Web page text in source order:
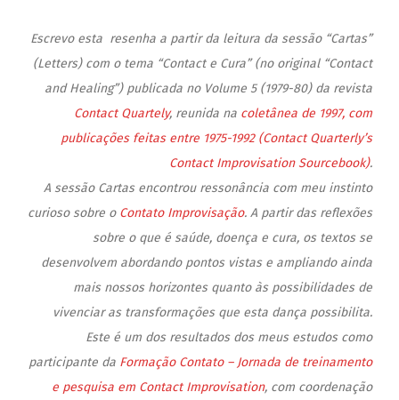
Escrevo esta resenha a partir da leitura da sessão “Cartas”
(Letters) com o tema “Contact e Cura” (no original “Contact
and Healing”) publicada no Volume 5 (1979-80) da revista
Contact Quartely, reunida na coletânea de 1997, com
publicações feitas entre 1975-1992 (Contact Quarterly’s
Contact Improvisation Sourcebook).
A sessão Cartas encontrou ressonância com meu instinto
curioso sobre o Contato Improvisação. A partir das reflexões
sobre o que é saúde, doença e cura, os textos se
desenvolvem abordando pontos vistas e ampliando ainda
mais nossos horizontes quanto às possibilidades de
vivenciar as transformações que esta dança possibilita.
Este é um dos resultados dos meus estudos como
participante da Formação Contato – Jornada de treinamento
e pesquisa em Contact Improvisation, com coordenação